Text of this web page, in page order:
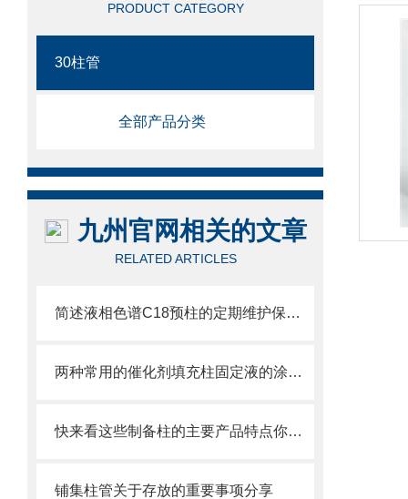
PRODUCT CATEGORY
30柱管
全部产品分类
九州官网相关的文章
RELATED ARTICLES
简述液相色谱C18预柱的定期维护保养方法
两种常用的催化剂填充柱固定液的涂渍方法
快来看这些制备柱的主要产品特点你知道多少
铺集柱管关于存放的重要事项分享